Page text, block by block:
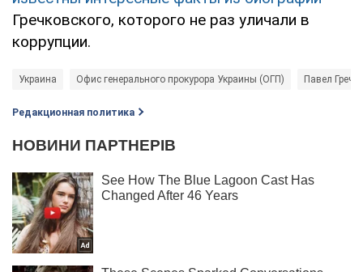
Гречковского, которого не раз уличали в
коррупции.
Украина Офис генерального прокурора Украины (ОГП) Павел
Редакционная политика